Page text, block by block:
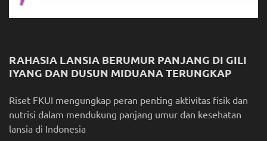
RAHASIA LANSIA BERUMUR PANJANG DI GILI
IYANG DAN DUSUN MIDUANA TERUNGKAP
Riset FKUI mengungkap peran penting aktivitas fisik dan
nutrisi dalam mendukung panjang umur dan kesehatan
lansia di Indonesia